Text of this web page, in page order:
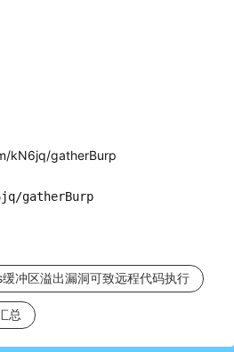
kN6jq/gatherBurp
gatherBurp
缓冲区溢出漏洞可致远程代码执行
总